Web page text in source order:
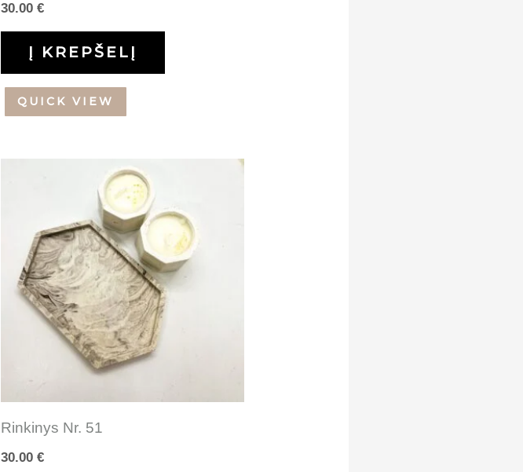
30.00€
Į KREPŠELĮ
QUICK VIEW
Rinkinys Nr. 51
30.00€